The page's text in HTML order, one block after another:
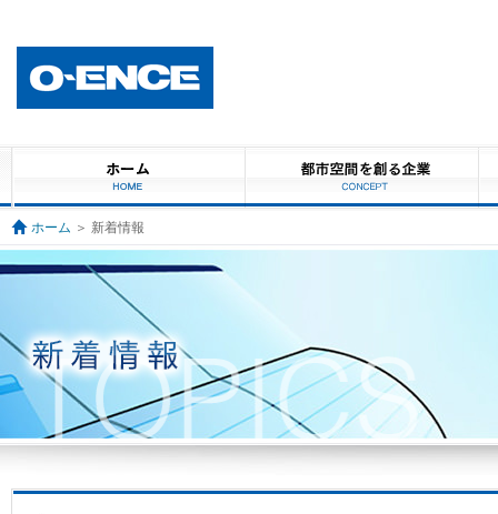
ホーム ＞ 新着情報